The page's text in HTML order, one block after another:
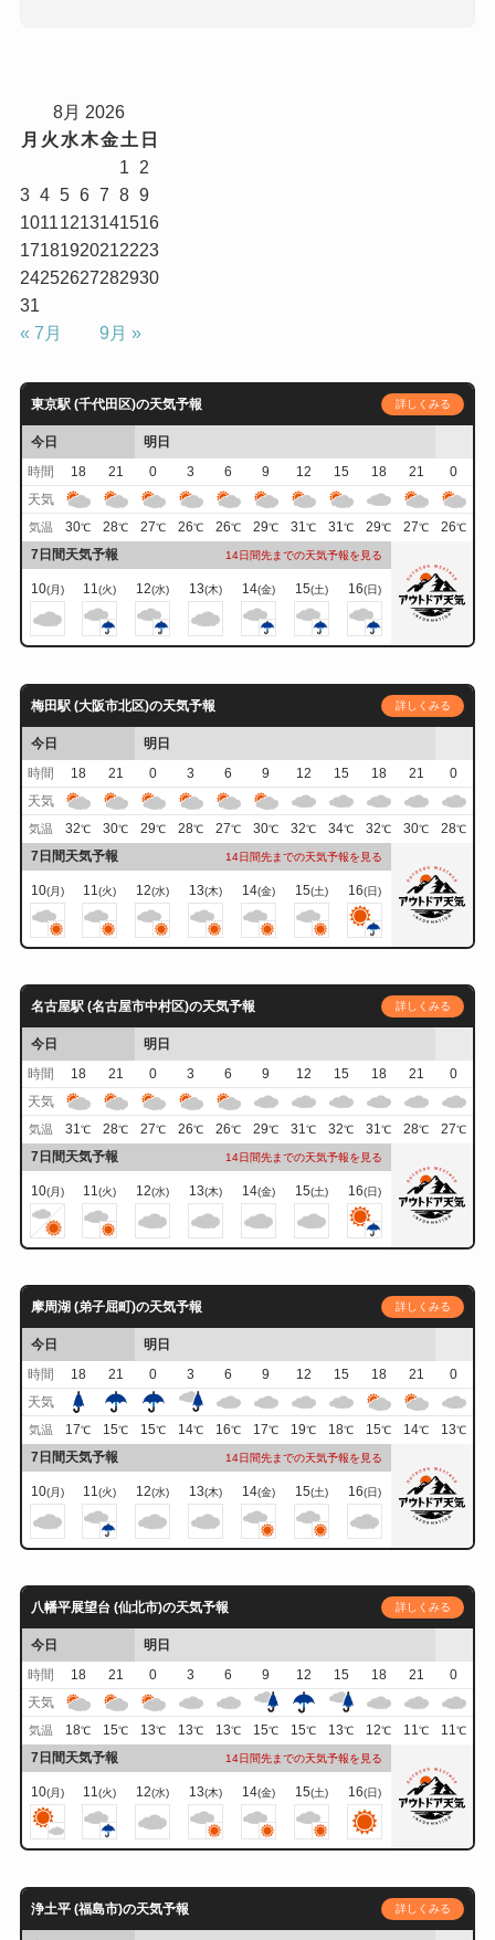
8月 2026
月 火 水木金土 日
1
2
3 4 5 6 7 8 9
10111213141516
17181920212223
24252627282930
31
« 7月
9月 »
東京駅 (千代田区)の天気予報 詳しくみる
今日
明日
時間
18 21 0 3 6 9 12 15 18 21
0
天気
気温 30℃ 28℃ 27℃ 26℃ 26℃ 29℃ 31℃ 31℃ 29℃ 27℃ 26℃
7日間天気予報 14日間先までの天気予報を見る
10(月) 11(火) 12(水) 13(木) 14(金) 15(土) 16(日)
梅田駅 (大阪市北区)の天気予報 詳しくみる
今日
明日
時間
18 21 0 3 6 9 12 15 18 21
0
天気
気温 32℃ 30℃ 29℃ 28℃ 27℃ 30℃ 32℃ 34℃ 32℃ 30℃ 28℃
7日間天気予報 14日間先までの天気予報を見る
10(月) 11(火) 12(水) 13(木) 14(金) 15(土) 16(日)
名古屋駅 (名古屋市中村区)の天気予報 詳しくみる
今日
明日
時間
18 21 0 3 6 9 12 15 18 21
0
天気
気温 31℃ 28℃ 27℃ 26℃ 26℃ 29℃ 31℃ 32℃ 31℃ 28℃ 27℃
7日間天気予報 14日間先までの天気予報を見る
10(月) 11(火) 12(水) 13(木) 14(金) 15(土) 16(日)
摩周湖 (弟子屈町)の天気予報 詳しくみる
今日
明日
時間
18 21 0 3 6 9 12 15 18 21
0
天気
気温 17℃ 15℃ 15℃ 14℃ 16℃ 17℃ 19℃ 18℃ 15℃ 14℃ 13℃
7日間天気予報 14日間先までの天気予報を見る
10(月) 11(火) 12(水) 13(木) 14(金) 15(土) 16(日)
八幡平展望台 (仙北市)の天気予報 詳しくみる
今日
明日
時間
18 21 0 3 6 9 12 15 18 21
0
天気
気温 18℃ 15℃ 13℃ 13℃ 13℃ 15℃ 15℃ 13℃ 12℃ 11℃ 11℃
7日間天気予報 14日間先までの天気予報を見る
10(月) 11(火) 12(水) 13(木) 14(金) 15(土) 16(日)
浄土平 (福島市)の天気予報 詳しくみる